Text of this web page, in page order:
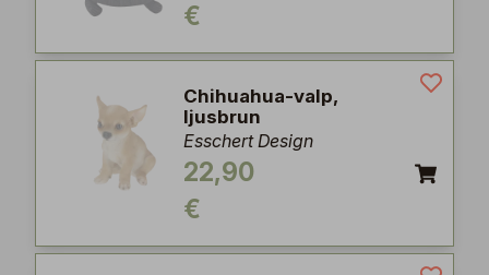
€
Chihuahua-valp,
ljusbrun
Esschert Design
22,90
€